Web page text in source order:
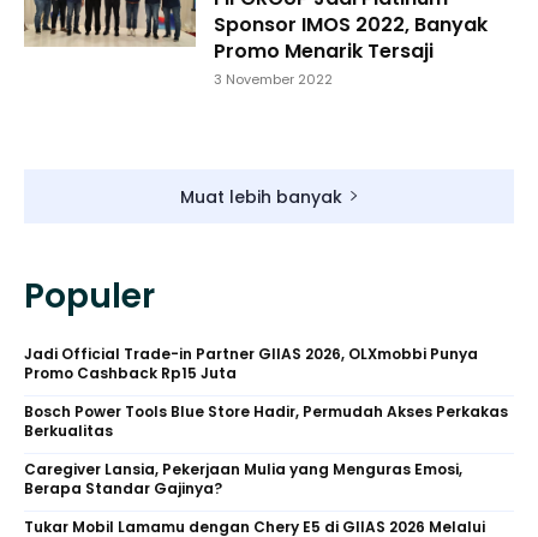
Sponsor IMOS 2022, Banyak
Promo Menarik Tersaji
3 November 2022
Muat lebih banyak
Populer
Jadi Official Trade-in Partner GIIAS 2026, OLXmobbi Punya
Promo Cashback Rp15 Juta
Bosch Power Tools Blue Store Hadir, Permudah Akses Perkakas
Berkualitas
Caregiver Lansia, Pekerjaan Mulia yang Menguras Emosi,
Berapa Standar Gajinya?
Tukar Mobil Lamamu dengan Chery E5 di GIIAS 2026 Melalui